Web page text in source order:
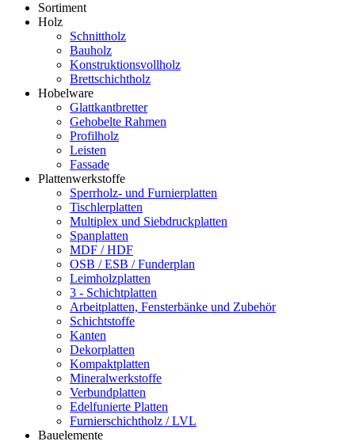
Sortiment
Holz
Schnittholz
Bauholz
Konstruktionsvollholz
Brettschichtholz
Hobelware
Glattkantbretter
Gehobelte Rahmen
Profilholz
Leisten
Fassade
Plattenwerkstoffe
Sperrholz- und Furnierplatten
Tischlerplatten
Multiplex und Siebdruckplatten
Spanplatten
MDF / HDF
OSB / ESB / Funderplan
Leimholzplatten
3 - Schichtplatten
Arbeitplatten, Fensterbänke und Zubehör
Schichtstoffe
Kanten
Dekorplatten
Kompaktplatten
Mineralwerkstoffe
Verbundplatten
Edelfunierte Platten
Furnierschichtholz / LVL
Bauelemente